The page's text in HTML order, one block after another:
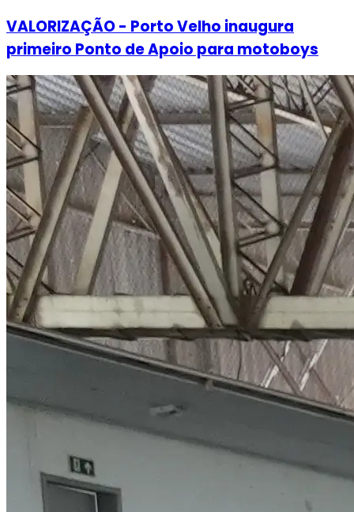
VALORIZAÇÃO - Porto Velho inaugura
primeiro Ponto de Apoio para motoboys